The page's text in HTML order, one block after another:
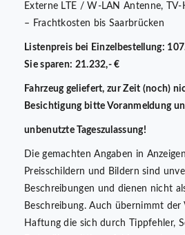
Externe LTE / W-LAN Antenne, TV-
– Frachtkosten bis Saarbrücken
Listenpreis bei Einzelbestellung:
Sie sparen: 21.232,- €
Fahrzeug geliefert, zur Zeit (noch)
Besichtigung bitte Voranmeldung
unbenutzte Tageszulassung!
Die gemachten Angaben in
Preisschildern und Bildern sind
Beschreibungen und dienen nicht
Beschreibung. Auch übernimmt der
Haftung die sich durch Tippfehler,